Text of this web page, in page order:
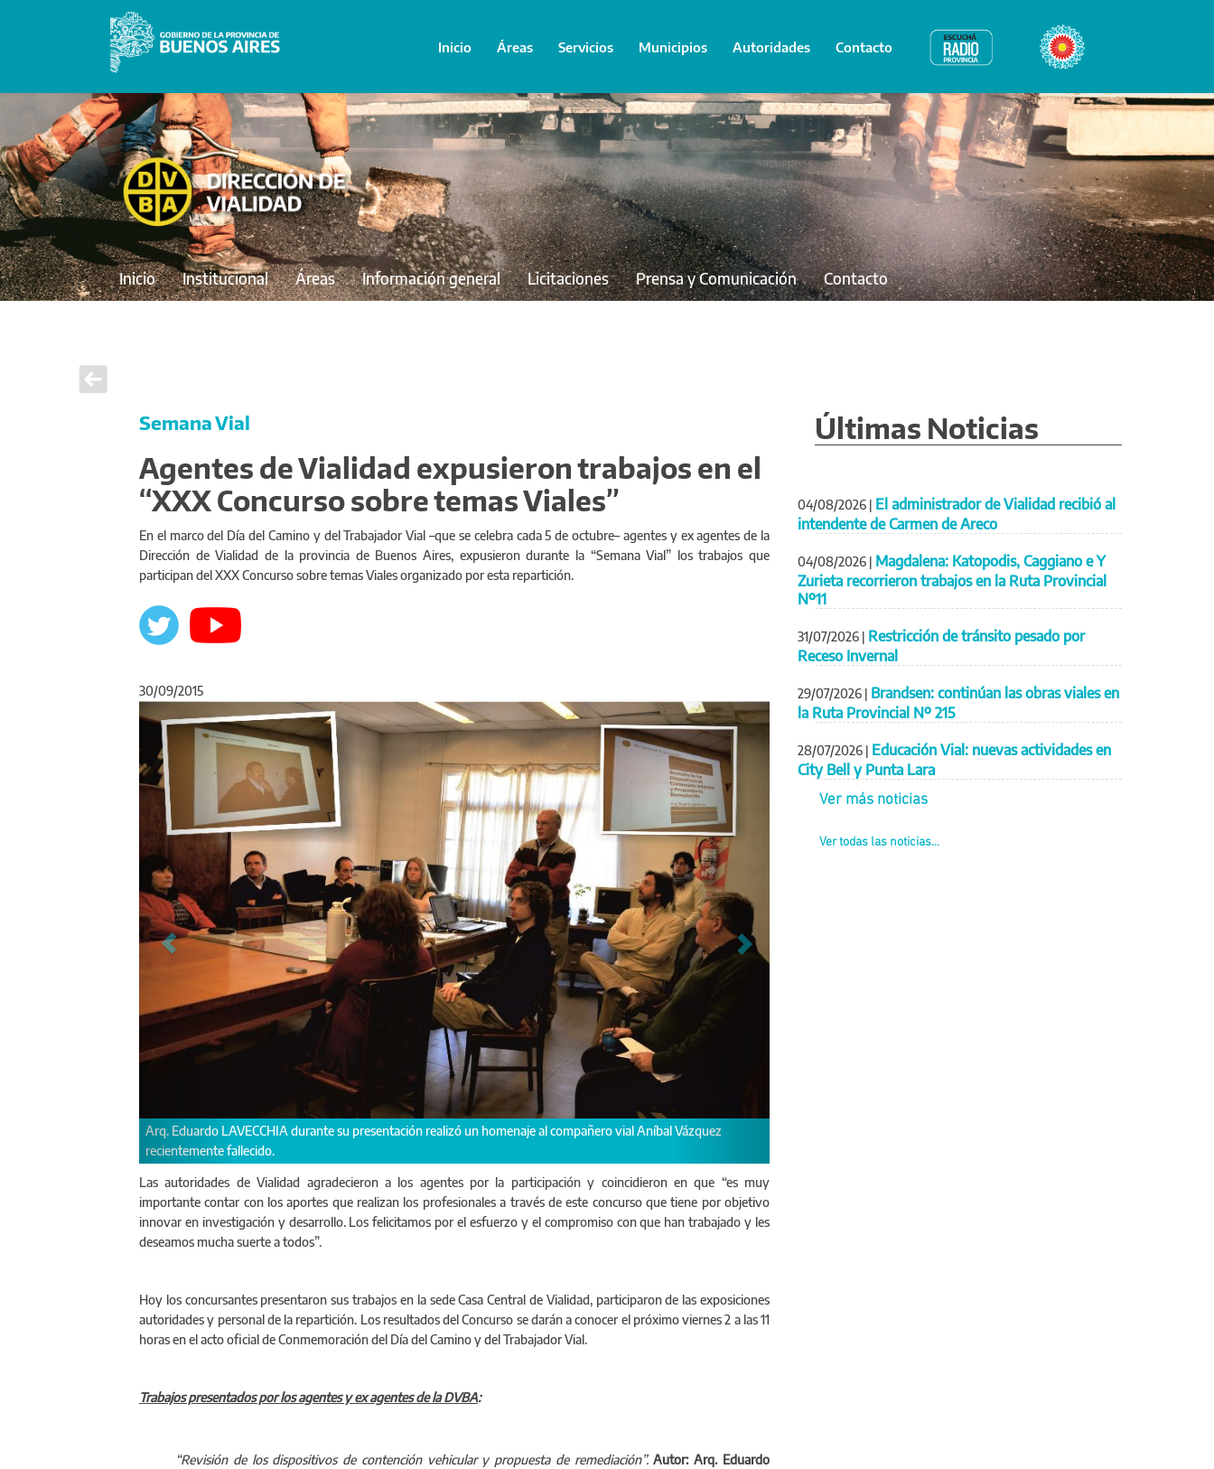
Inicio Áreas Servicios Municipios Autoridades Contacto Radio Provincia Bicentenario
Inicio Institucional Áreas Información general Licitaciones Prensa y Comunicación Contacto
Semana Vial
Agentes de Vialidad expusieron trabajos en el
“XXX Concurso sobre temas Viales”
En el marco del Día del Camino y del Trabajador Vial –que se celebra cada 5 de octubre– agentes y ex agentes de la
Dirección de Vialidad de la provincia de Buenos Aires, expusieron durante la “Semana Vial” los trabajos que
participan del XXX Concurso sobre temas Viales organizado por esta repartición.
30/09/2015
Presentación de los agentes viales: Ing. Omar APPOLLONI, Ing. Pablo MORANO, Ing. Gastón ZURITA.
Anterior Siguiente
Las autoridades de Vialidad agradecieron a los agentes por la participación y coincidieron en que “es muy
importante contar con los aportes que realizan los profesionales a través de este concurso que tiene por objetivo
innovar en investigación y desarrollo. Los felicitamos por el esfuerzo y el compromiso con que han trabajado y les
deseamos mucha suerte a todos”.
Hoy los concursantes presentaron sus trabajos en la sede Casa Central de Vialidad, participaron de las exposiciones
autoridades y personal de la repartición. Los resultados del Concurso se darán a conocer el próximo viernes 2 a las 11
horas en el acto oficial de Conmemoración del Día del Camino y del Trabajador Vial.
Trabajos presentados por los agentes y ex agentes de la DVBA:
“Revisión de los dispositivos de contención vehicular y propuesta de remediación”.Autor: Arq. Eduardo
Últimas Noticias
04/08/2026 | El administrador de Vialidad recibió al
intendente de Carmen de Areco
04/08/2026 | Magdalena: Katopodis, Caggiano e Y
Zurieta recorrieron trabajos en la Ruta Provincial
Nº11
31/07/2026 | Restricción de tránsito pesado por
Receso Invernal
29/07/2026 | Brandsen: continúan las obras viales en
la Ruta Provincial Nº 215
28/07/2026 | Educación Vial: nuevas actividades en
City Bell y Punta Lara
Ver más noticias
Ver todas las noticias...